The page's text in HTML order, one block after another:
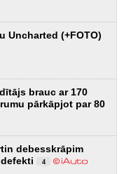
Uncharted (+FOTO)
brauc ar 170
pārkāpjot par 80
debesskrāpim
4